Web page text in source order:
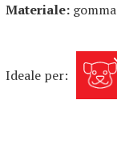
Materiale: gomma
Ideale per: